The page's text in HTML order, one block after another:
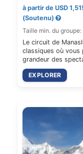
à partir de USD
(Soutenu)
Taille min. du
Le circuit de
classiques où vous
grandeur des
EXPLORER